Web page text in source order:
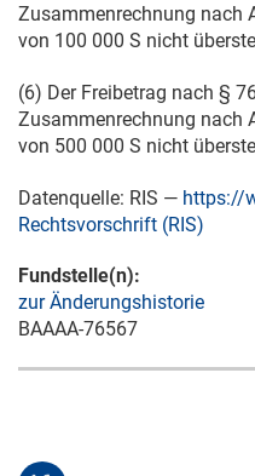
Zusammenrechnung nach
von 100 000 S nicht
(6) Der Freibetrag nach §
Zusammenrechnung nach
von 500 000 S nicht
Datenquelle: RIS — https://
Rechtsvorschrift (RIS)
Fundstelle(n):
zur Änderungshistorie
BAAAA-76567